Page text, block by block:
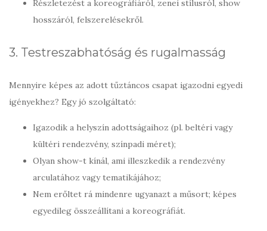
Részletezést a koreográfiáról, zenei stílusról, show
hosszáról, felszerelésekről.
3. Testreszabhatóság és rugalmasság
Mennyire képes az adott tűztáncos csapat igazodni egyedi
igényekhez? Egy jó szolgáltató:
Igazodik a helyszín adottságaihoz (pl. beltéri vagy
kültéri rendezvény, színpadi méret);
Olyan show-t kínál, ami illeszkedik a rendezvény
arculatához vagy tematikájához;
Nem erőltet rá mindenre ugyanazt a műsort; képes
egyedileg összeállítani a koreográfiát.